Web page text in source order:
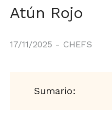
Atún Rojo
17/11/2025 - CHEFS
Sumario: